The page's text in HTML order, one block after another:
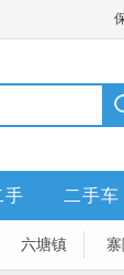
手 二手车
六塘镇